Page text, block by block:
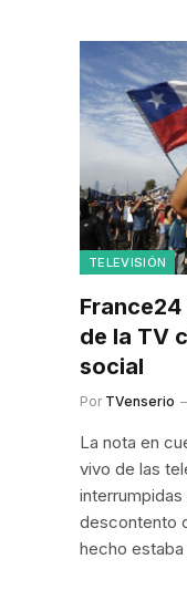
TELEVISIÓN
de la TV
social
Por TVenserio
La nota en
vivo de las
descontento
hecho